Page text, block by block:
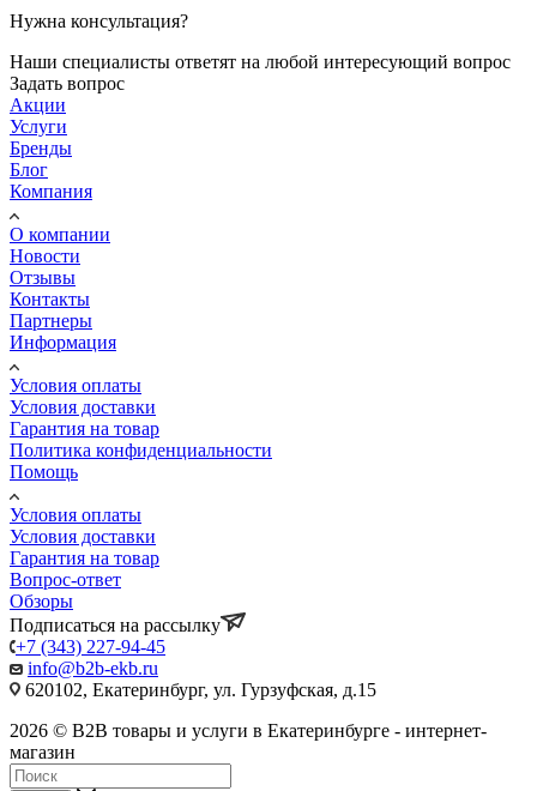
Нужна консультация?
Наши специалисты ответят на любой интересующий вопрос
Задать вопрос
Акции
Услуги
Бренды
Блог
Компания
О компании
Новости
Отзывы
Контакты
Партнеры
Информация
Условия оплаты
Условия доставки
Гарантия на товар
Политика конфиденциальности
Помощь
Условия оплаты
Условия доставки
Гарантия на товар
Вопрос-ответ
Обзоры
Подписаться на рассылку
+7 (343) 227-94-45
info@b2b-ekb.ru
620102, Екатеринбург, ул. Гурзуфская, д.15
2026 © B2B товары и услуги в Екатеринбурге - интернет-
магазин